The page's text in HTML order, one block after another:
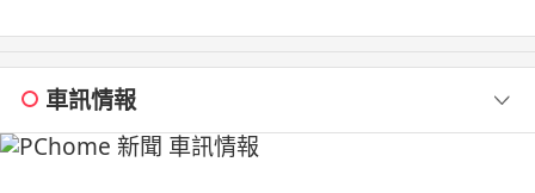
工學椅，採用 ...
車訊情報